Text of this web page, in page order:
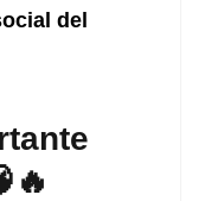
del